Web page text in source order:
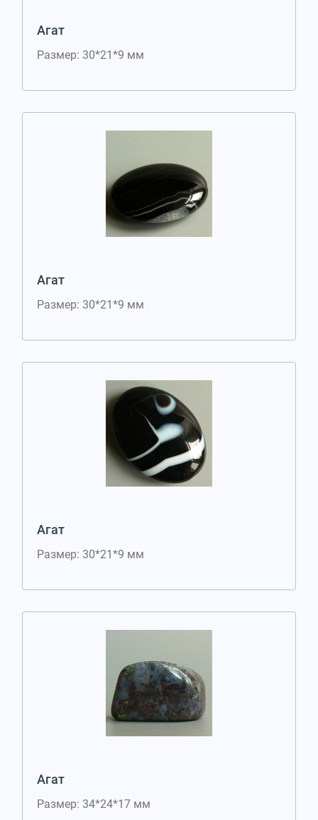
Агат
Размер: 30*21*9 мм
Агат
Размер: 30*21*9 мм
Агат
Размер: 30*21*9 мм
Агат
Размер: 34*24*17 мм